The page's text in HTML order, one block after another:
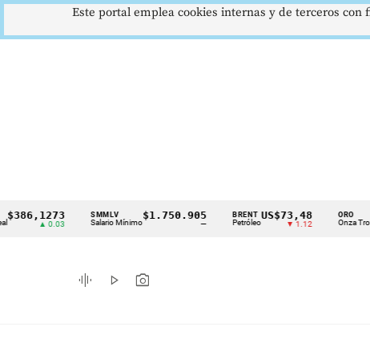
Cintillo
indicadores
económicos
▲ 0.03
SMMLV
Salario Mínimo
$1.750.905 BRENT
Petróleo
US$73,48
▼ 1.12 Onza Troy
graphic_eq play_arrow photo_camera
Este portal emplea cookies internas y de terceros